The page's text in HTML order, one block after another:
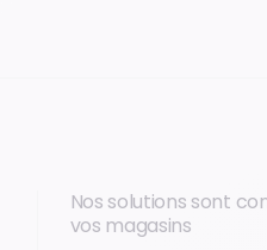
Nos solutions sont
vos magasins